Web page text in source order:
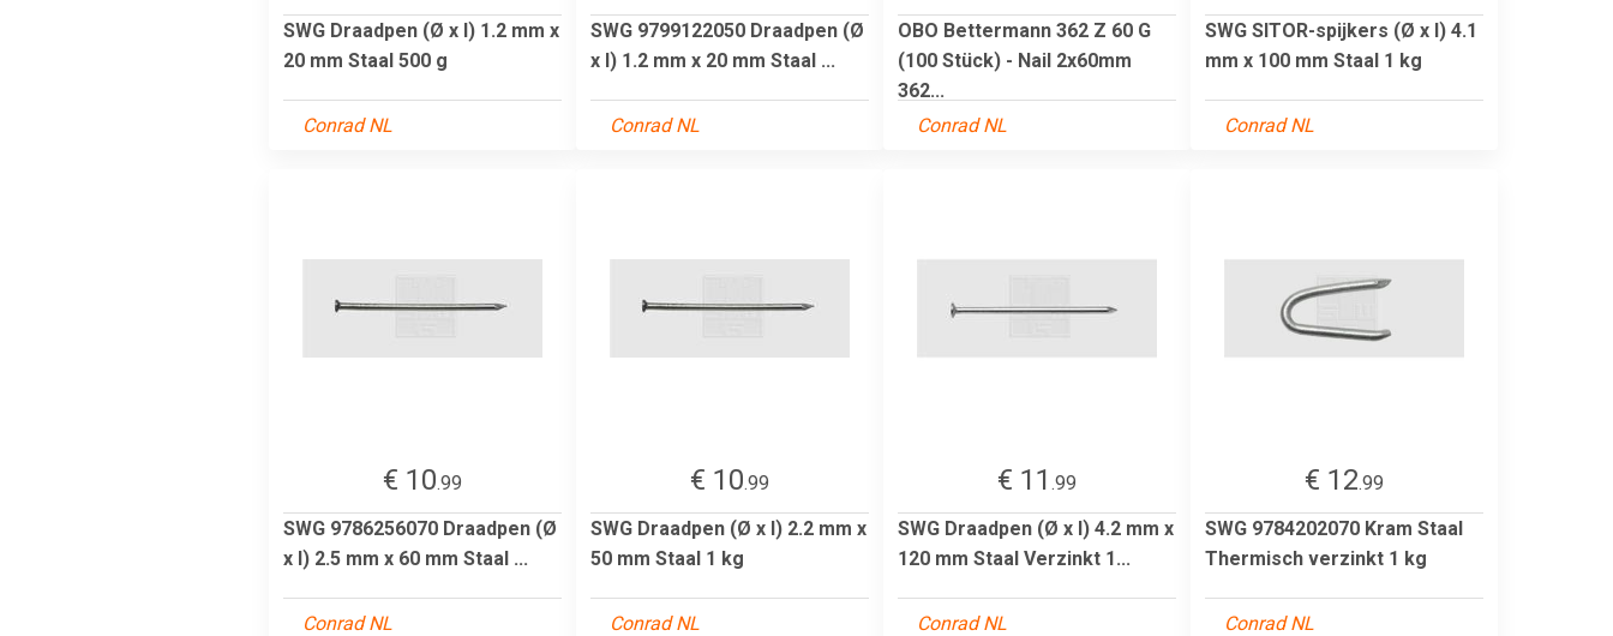
SWG Draadpen (Ø x l) 1.2 mm x
20 mm Staal 500 g
Conrad NL
SWG 9799122050 Draadpen (Ø
x l) 1.2 mm x 20 mm Staal ...
Conrad NL
OBO Bettermann 362 Z 60 G
(100 Stück) - Nail 2x60mm
362...
Conrad NL
SWG SITOR-spijkers (Ø x l) 4.1
mm x 100 mm Staal 1 kg
Conrad NL
€ 10.99
SWG 9786256070 Draadpen (Ø
x l) 2.5 mm x 60 mm Staal ...
Conrad NL
€ 10.99
SWG Draadpen (Ø x l) 2.2 mm x
50 mm Staal 1 kg
Conrad NL
€ 11 .99
SWG Draadpen (Ø x l) 4.2 mm x
120 mm Staal Verzinkt 1...
Conrad NL
€ 12.99
SWG 9784202070 Kram Staal
Thermisch verzinkt 1 kg
Conrad NL